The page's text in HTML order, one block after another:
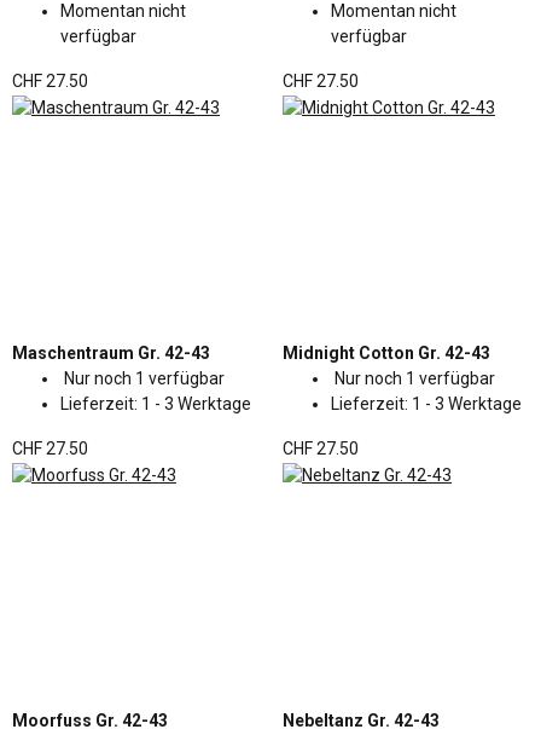
Momentan nicht
verfügbar
CHF 27.50
Momentan nicht
verfügbar
CHF 27.50
Maschentraum Gr. 42-43
Nur noch 1 verfügbar
Lieferzeit: 1 - 3 Werktage
CHF 27.50
Midnight Cotton Gr. 42-43
Nur noch 1 verfügbar
Lieferzeit: 1 - 3 Werktage
CHF 27.50
Moorfuss Gr. 42-43
Nebeltanz Gr. 42-43